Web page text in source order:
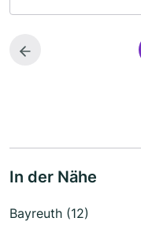
In der Nähe
Bayreuth (12)